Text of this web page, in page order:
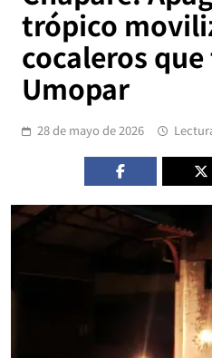
trópico
cocaleros
Umopar
28 de mayo de 2026